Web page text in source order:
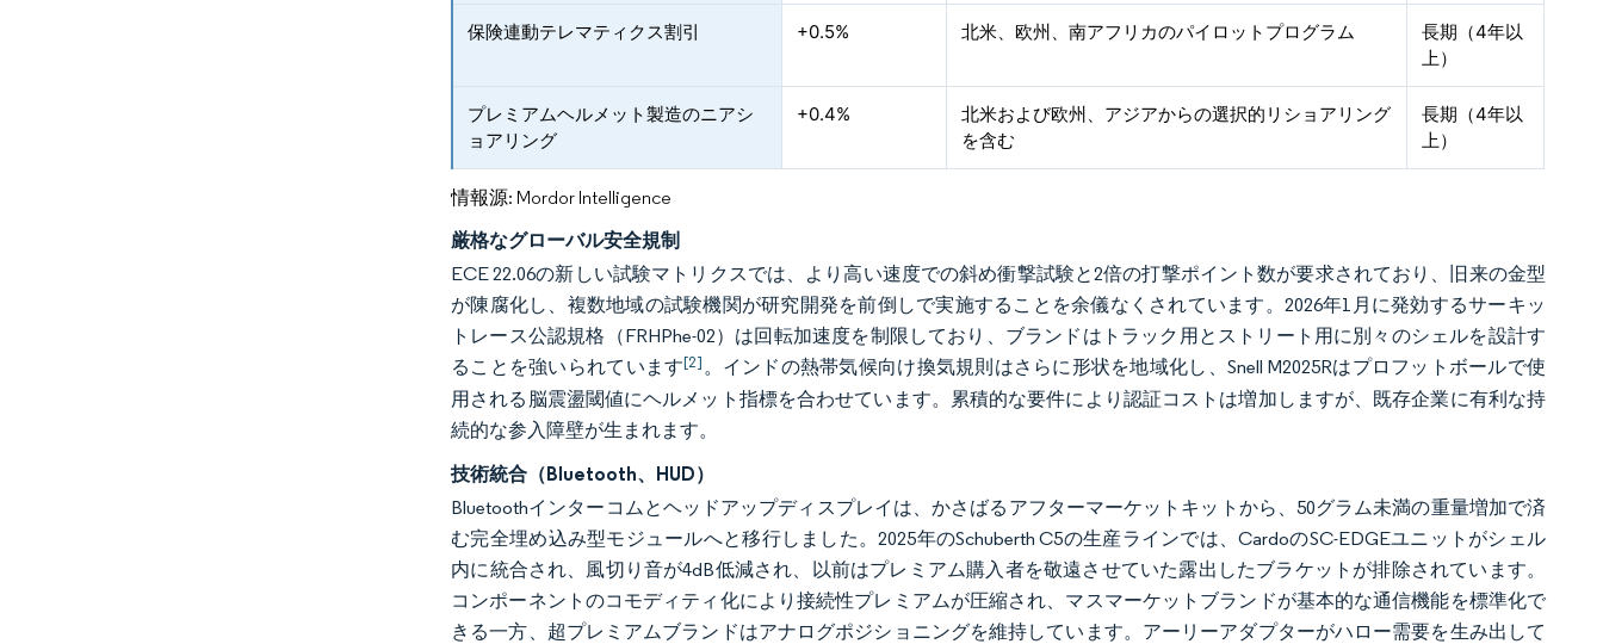
保険連動テレマティクス割引 +0.5% 北米、欧州、南アフリカのパイロットプログラム
長期（4年以
上）
プレミアムヘルメット製造のニアシ
ョアリング
+0.4%
北米および欧州、アジアからの選択的リショアリング
を含む
長期（4年以
上）
情報源: Mordor Intelligence
厳格なグローバル安全規制
ECE 22.06の新しい試験マトリクスでは、より高い速度での斜め衝撃試験と2倍の打撃ポイント数が要求されており、旧来の金型
が陳腐化し、複数地域の試験機関が研究開発を前倒しで実施することを余儀なくされています。2026年1月に発効するサーキッ
トレース公認規格（FRHPhe-02）は回転加速度を制限しており、ブランドはトラック用とストリート用に別々のシェルを設計す
ることを強いられています[2]。インドの熱帯気候向け換気規則はさらに形状を地域化し、Snell M2025Rはプロフットボールで使
用される脳震盪閾値にヘルメット指標を合わせています。累積的な要件により認証コストは増加しますが、既存企業に有利な持
続的な参入障壁が生まれます。
技術統合（Bluetooth、HUD）
Bluetoothインターコムとヘッドアップディスプレイは、かさばるアフターマーケットキットから、50グラム未満の重量増加で済
む完全埋め込み型モジュールへと移行しました。2025年のSchuberth C5の生産ラインでは、CardoのSC-EDGEユニットがシェル
内に統合され、風切り音が4dB低減され、以前はプレミアム購入者を敬遠させていた露出したブラケットが排除されています。
コンポーネントのコモディティ化により接続性プレミアムが圧縮され、マスマーケットブランドが基本的な通信機能を標準化で
きる一方、超プレミアムブランドはアナログポジショニングを維持しています。アーリーアダプターがハロー需要を生み出して